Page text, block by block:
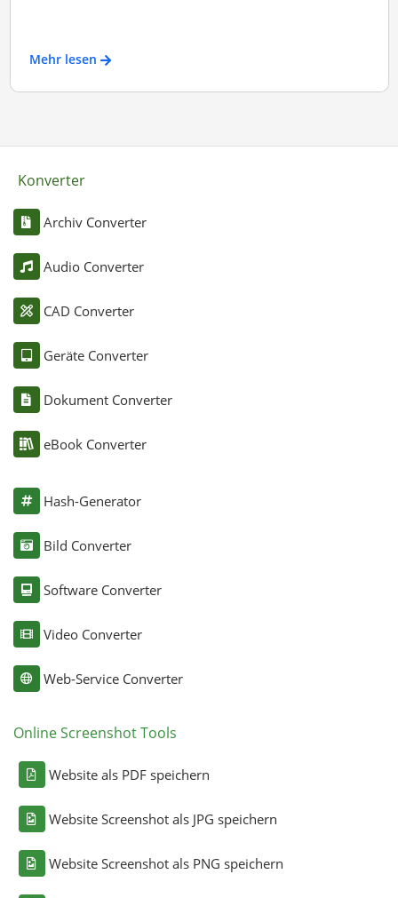
Mehr lesen
Konverter
Archiv Converter
Audio Converter
CAD Converter
Geräte Converter
Dokument Converter
eBook Converter
Hash-Generator
Bild Converter
Software Converter
Video Converter
Web-Service Converter
Online Screenshot Tools
Website als PDF speichern
Website Screenshot als JPG speichern
Website Screenshot als PNG speichern